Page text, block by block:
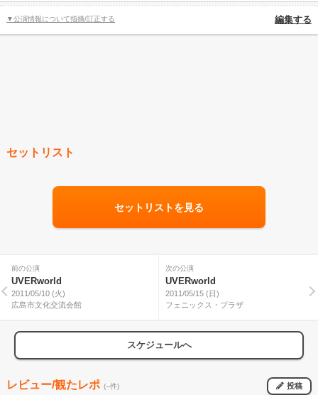
▼公演情報について指摘/訂正する 編集する
セットリスト
セットリストを見る
前の公演
UVERworld
2011/05/10 (火)
広島市文化交流会館
次の公演
UVERworld
2011/05/15 (日)
フェニックス・プラザ
スケジュールへ
レビュー/観たレポ (--件) 投稿